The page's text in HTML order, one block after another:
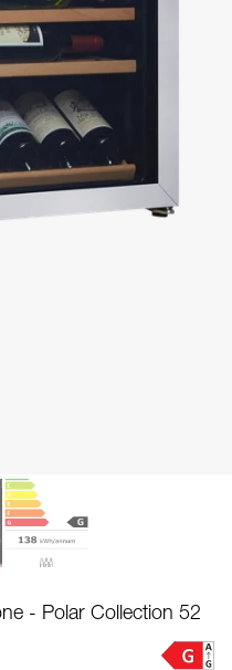
- Polar Collection 52